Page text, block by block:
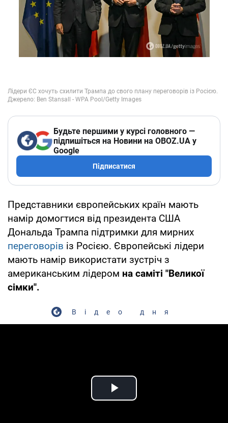
Будьте першими у курсі головного —
підпишіться на Новини на OBOZ.UA у
Google
Підписатися
Представники європейських країн мають
намір домогтися від президента США
Дональда Трампа підтримки для мирних
переговорів із Росією. Європейські лідери
мають намір використати зустріч з
американським лідером на саміті "Великої
сімки".
Відео дня
Play Video